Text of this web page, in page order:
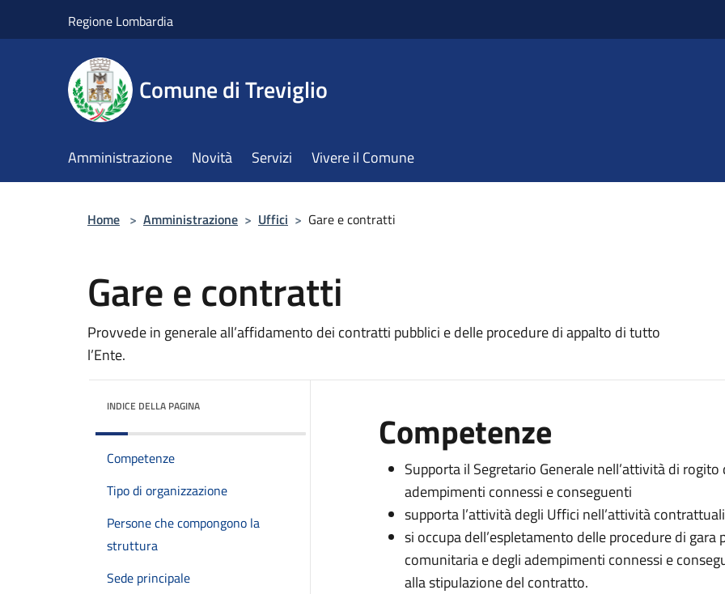
Regione Lombardia
Comune di Treviglio
Amministrazione Novità Servizi Vivere il Comune
Home > Amministrazione > Uffici > Gare e contratti
Gare e contratti
Provvede in generale all’affidamento dei contratti pubblici e delle procedure di appalto di tutto
l’Ente.
INDICE DELLA PAGINA
Competenze
Tipo di organizzazione
Persone che compongono la
struttura
Sede principale
Competenze
Supporta il Segretario Generale nell’attività di
adempimenti connessi e conseguenti
supporta l’attività degli Uffici nell’attività
si occupa dell’espletamento delle procedure di
comunitaria e degli adempimenti connessi e
alla stipulazione del contratto.